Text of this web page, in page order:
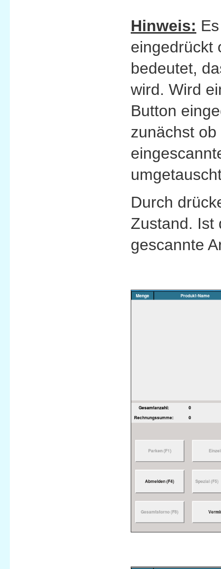
Hinweis:
eingedrückt
bedeutet,
wird. Wird
Button
zunächst
Durch
Zustand. Ist
gescannte